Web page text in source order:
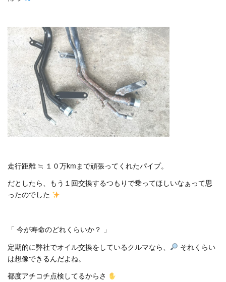
走行距離 ≒ １０万kmまで頑張ってくれたパイプ。
だとしたら、もう１回交換するつもりで乗ってほしいなぁって思
ったのでした
「 今が寿命のどれくらいか？ 」
定期的に弊社でオイル交換をしているクルマなら、
それくらい
は想像できるんだよね。
都度アチコチ点検してるからさ